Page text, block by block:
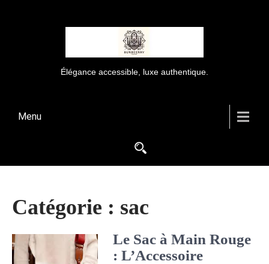
Élégance accessible, luxe authentique.
Menu
Catégorie : sac
Le Sac à Main Rouge
: L’Accessoire